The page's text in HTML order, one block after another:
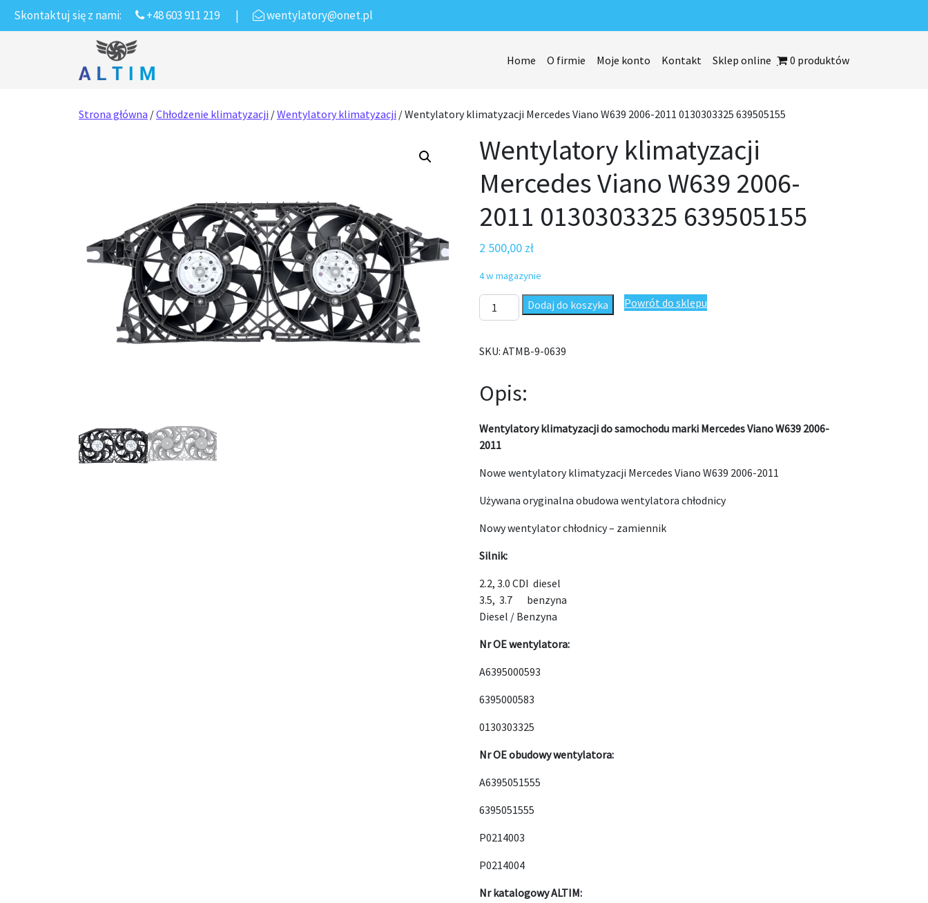
Skontaktuj się z nami: +48 603 911 219 | wentylatory@onet.pl
Main Navigation Home O firmie Moje konto Kontakt Sklep online 0 produktów
Strona główna /Chłodzenie klimatyzacji /Wentylatory klimatyzacji / Wentylatory klimatyzacji Mercedes Viano W639 2006-2011 0130303325 639505155
Wentylatory klimatyzacji
Mercedes Viano W639 2006-
2011 0130303325 639505155
2 500,00 zł
4 w magazynie
ilość Wentylatory klimatyzacji Mercedes Viano W639 2006-2011 0130303325 639505155
Dodaj do koszyka Powrót do sklepu
SKU:ATMB-9-0639
Opis:
Wentylatory klimatyzacji do samochodu marki Mercedes Viano W639 2006-
2011
Nowe wentylatory klimatyzacji Mercedes Viano W639 2006-2011
Używana oryginalna obudowa wentylatora chłodnicy
Nowy wentylator chłodnicy – zamiennik
Silnik:
2.2, 3.0 CDI diesel
3.5, 3.7 benzyna
Diesel / Benzyna
Nr OE wentylatora:
A6395000593
6395000583
0130303325
Nr OE obudowy wentylatora:
A6395051555
6395051555
P0214003
P0214004
Nr katalogowy ALTIM: